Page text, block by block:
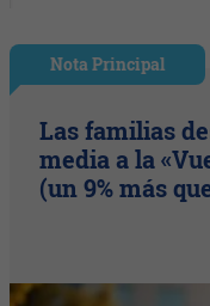
Nota Principal
Las familias
media a la
(un 9% más